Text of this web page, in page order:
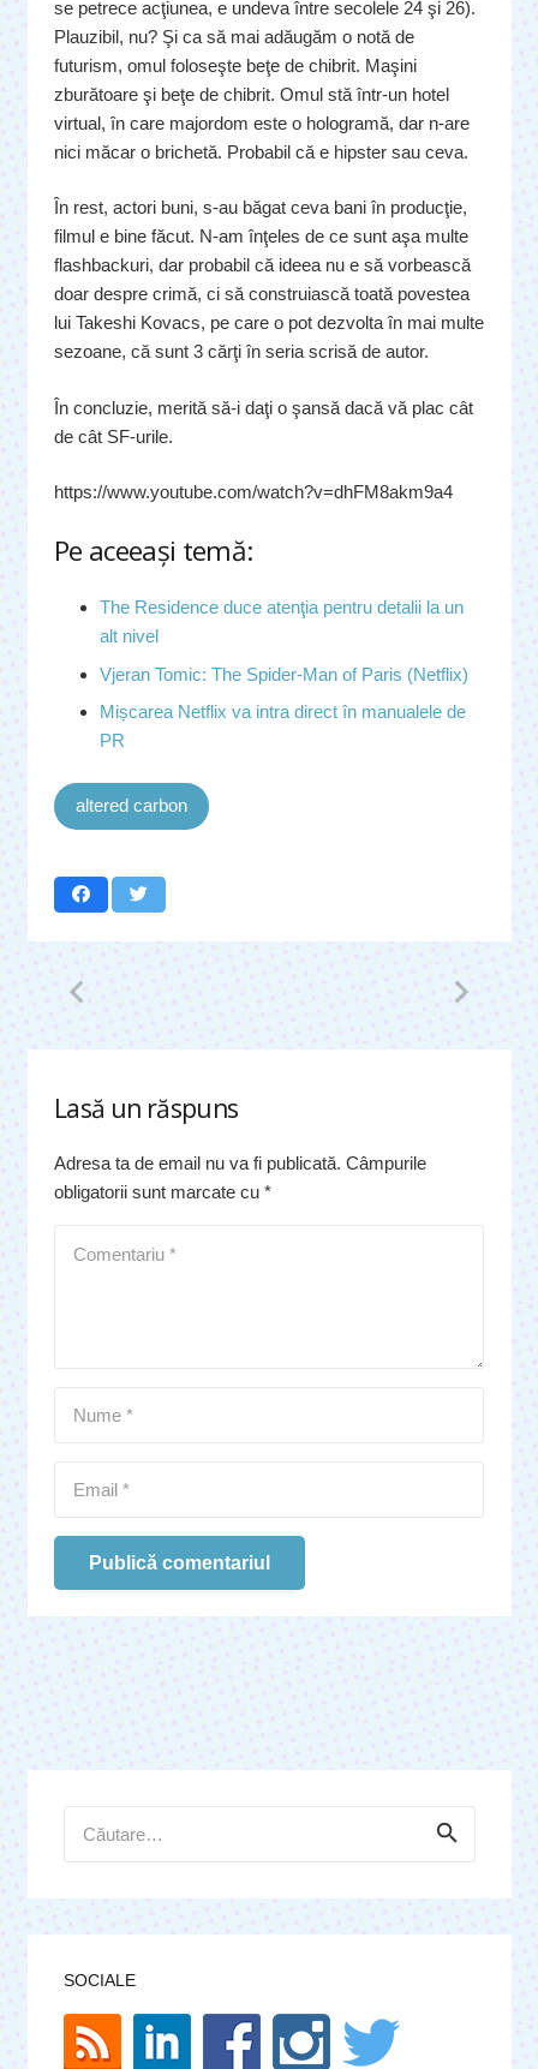
se petrece acţiunea, e undeva între secolele 24 şi 26).
Plauzibil, nu? Şi ca să mai adăugăm o notă de
futurism, omul foloseşte beţe de chibrit. Maşini
zburătoare şi beţe de chibrit. Omul stă într-un hotel
virtual, în care majordom este o hologramă, dar n-are
nici măcar o brichetă. Probabil că e hipster sau ceva.
În rest, actori buni, s-au băgat ceva bani în producţie,
filmul e bine făcut. N-am înţeles de ce sunt aşa multe
flashbackuri, dar probabil că ideea nu e să vorbească
doar despre crimă, ci să construiască toată povestea
lui Takeshi Kovacs, pe care o pot dezvolta în mai multe
sezoane, că sunt 3 cărţi în seria scrisă de autor.
În concluzie, merită să-i daţi o şansă dacă vă plac cât
de cât SF-urile.
https://www.youtube.com/watch?v=dhFM8akm9a4
Pe aceeaşi temă:
The Residence duce atenţia pentru detalii la un
alt nivel
Vjeran Tomic: The Spider-Man of Paris (Netflix)
Mișcarea Netflix va intra direct în manualele de
PR
altered carbon
Lasă un răspuns
Adresa ta de email nu va fi publicată. Câmpurile
obligatorii sunt marcate cu *
Publică comentariul
după:
SOCIALE